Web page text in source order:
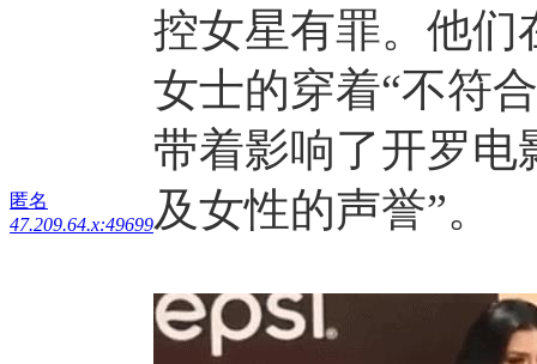
匿名
47.209.64.x:49699
控女星有罪。他们
女士的穿着“不符
带着影响了开罗电
及女性的声誉”。